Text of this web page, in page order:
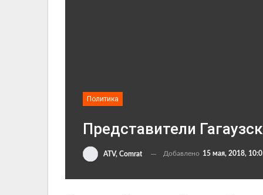
Политика
Представители
ATV, Comrat Добавлено 15 мая, 2018,